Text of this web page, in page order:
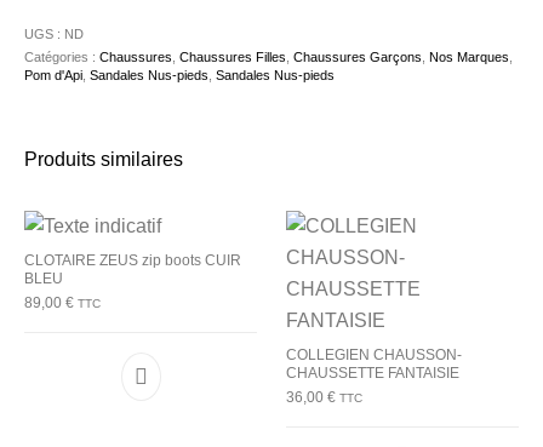
UGS : ND
Catégories :Chaussures ,Chaussures Filles ,Chaussures Garçons ,Nos Marques
Pom d'Api ,Sandales Nus-pieds ,Sandales Nus-pieds
Produits similaires
CLOTAIRE ZEUS zip boots CUIR
BLEU
89,00€ TTC
Ce produit a plusieurs variations. Les options
COLLEGIEN CHAUSSON-
CHAUSSETTE FANTAISIE
36,00 € TTC